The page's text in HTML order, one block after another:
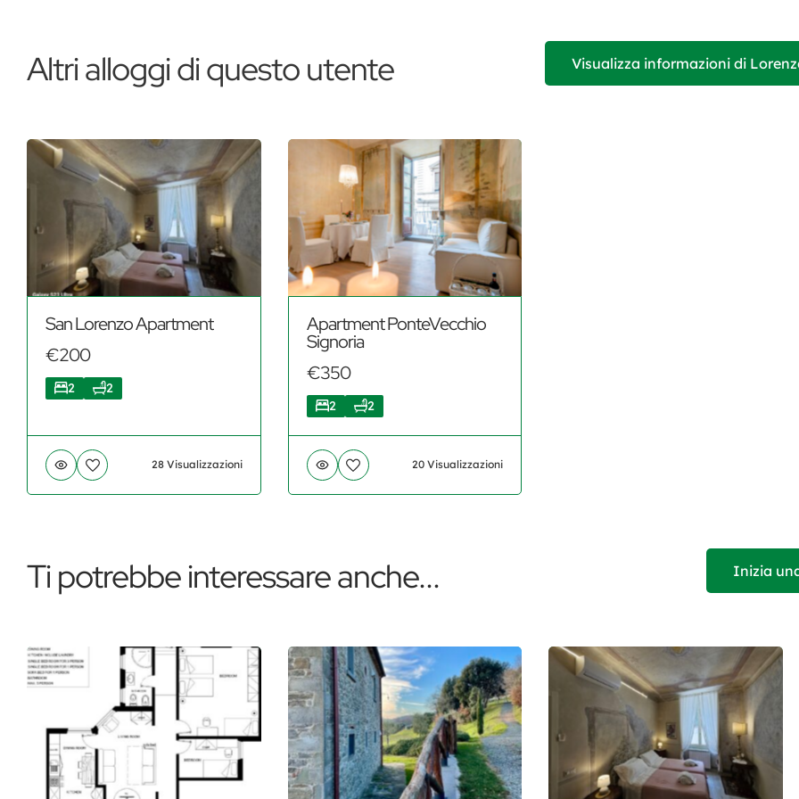
Altri alloggi di questo utente Visualizza informazioni di
San Lorenzo Apartment
€200
2 2
28 Visualizzazioni
Apartment PonteVecchio
Signoria
€350
2 2
20 Visualizzazioni
Ti potrebbe interessare anche... Inizia